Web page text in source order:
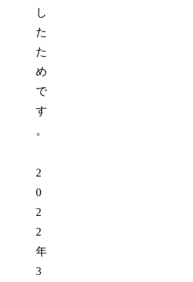
し
た
た
め
で
す
。
2
0
2
2
年
3